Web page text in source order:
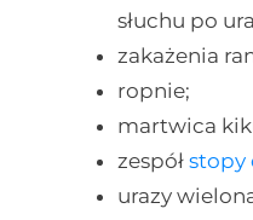
słuchu po
zakażenia
ropnie;
martwica
zespół stopy
urazy